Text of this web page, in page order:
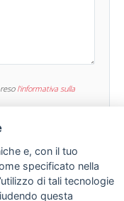
l'informativa sulla
e, con il tuo
specificato nella
di tali tecnologie
questa